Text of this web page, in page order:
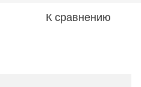
К сравнению